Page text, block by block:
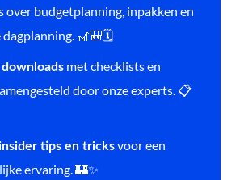
over budgetplanning, inpakken en
dagplanning. 🎢🎒🗓️
downloads met checklists en
door onze experts. 📋
tips en tricksvoor een
ervaring. 🏰✨